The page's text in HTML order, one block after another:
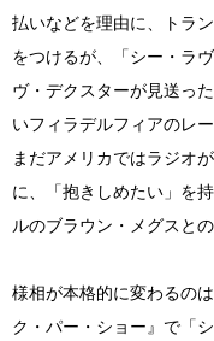
払いなどを理由に、トラ
をつけるが、「シー・ラ
ヴ・デクスターが見送っ
いフィラデルフィアのレ
まだアメリカではラジオ
に、「抱きしめたい」を
ルのブラウン・メグスと
様相が本格的に変わるの
ク・パー・ショー』で「